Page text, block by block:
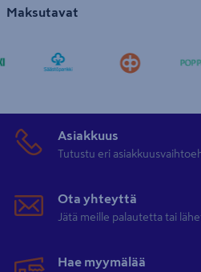
Maksutavat
Asiakkuus
Tutustu eri
Ota yhteyttä
Jätä meille palautetta tai
Hae myymälää